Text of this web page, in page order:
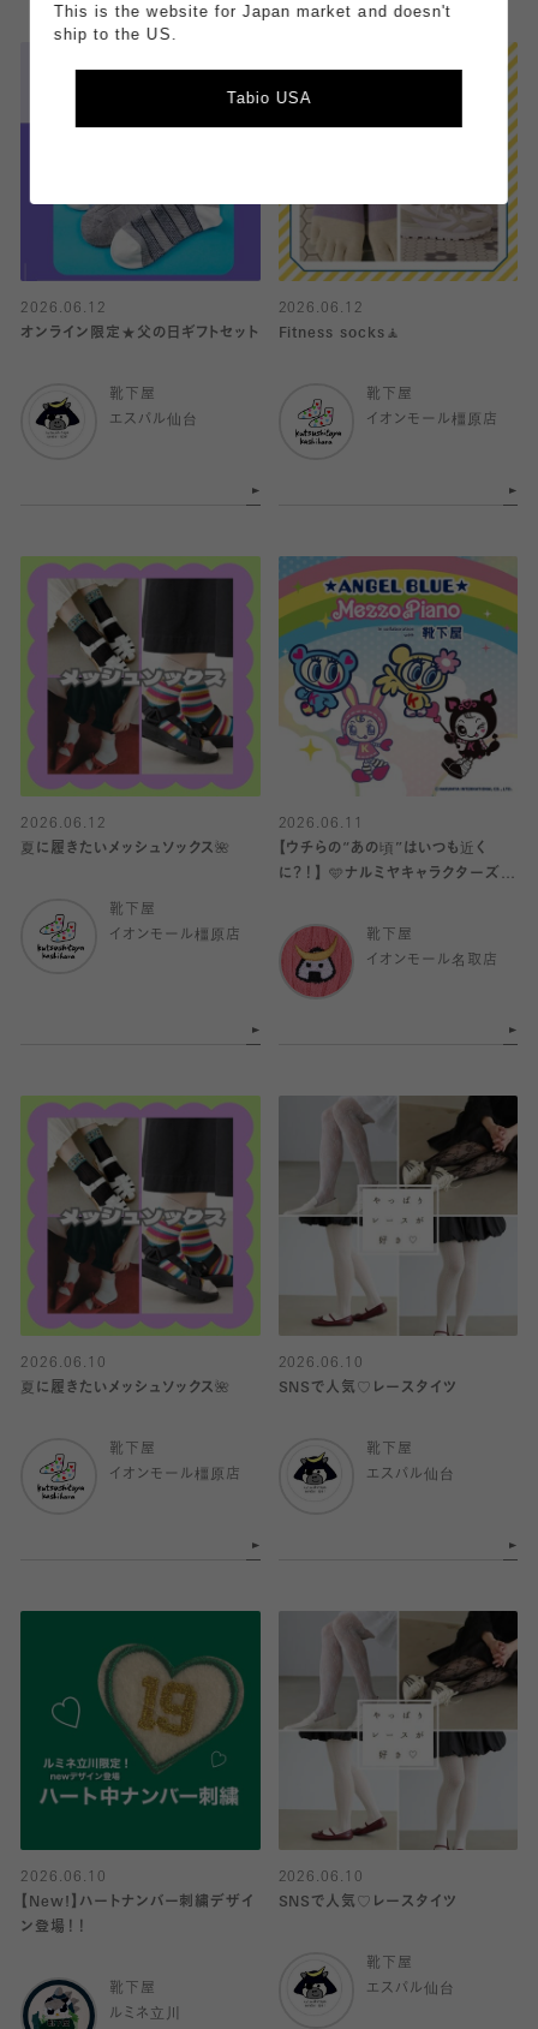
2026.06.12
オンライン限定★父の日ギフトセット
靴下屋
エスパル仙台
2026.06.12
Fitness socks🧘
靴下屋
イオンモール橿原店
2026.06.12
夏に履きたいメッシュソックス🌺
靴下屋
イオンモール橿原店
2026.06.11
【ウチらの“あの頃”はいつも近く
に？！】 🩵ナルミヤキャラクターズ×
靴下屋
イオンモール名取店
2026.06.10
夏に履きたいメッシュソックス🌺
靴下屋
イオンモール橿原店
2026.06.10
SNSで人気♡レースタイツ
靴下屋
エスパル仙台
2026.06.10
【New!】ハートナンバー刺繍デザイ
ン登場！！
靴下屋
ルミネ立川
2026.06.10
SNSで人気♡レースタイツ
靴下屋
エスパル仙台
This is the website for Japan market and doesn't
ship to the US.
Tabio USA